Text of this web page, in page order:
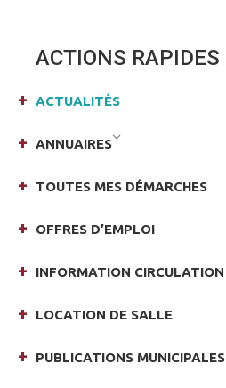
ACTIONS RAPIDES
ACTUALITÉS
ANNUAIRES
TOUTES MES DÉMARCHES
OFFRES D’EMPLOI
INFORMATION CIRCULATION
LOCATION DE SALLE
PUBLICATIONS MUNICIPALES